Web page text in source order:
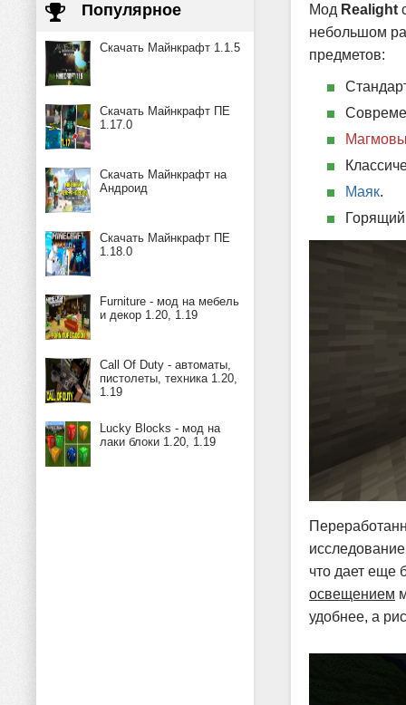
Популярное
Скачать Майнкрафт 1.1.5
Скачать Майнкрафт ПЕ
1.17.0
Скачать Майнкрафт на
Андроид
Скачать Майнкрафт ПЕ
1.18.0
Furniture - мод на мебель
и декор 1.20, 1.19
Call Of Duty - автоматы,
пистолеты, техника 1.20,
1.19
Lucky Blocks - мод на
лаки блоки 1.20, 1.19
Мод Realight
небольшом
предметов:
Маяк.
что дает еще
освещением
удобнее, а